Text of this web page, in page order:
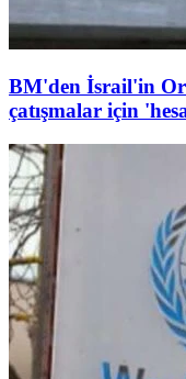
BM'den İsrail'in
çatışmalar için